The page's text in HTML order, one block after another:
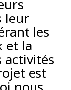
leur
les
et la
activités
est